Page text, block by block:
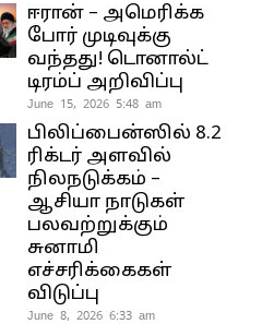
ஈரான் – அமெரிக்க
போர் முடிவுக்கு
வந்தது! டொனால்ட்
டிரம்ப் அறிவிப்பு
June 15, 2026 5:48 am
பிலிப்பைன்ஸில் 8.2
ரிக்டர் அளவில்
நிலநடுக்கம் –
ஆசியா நாடுகள்
பலவற்றுக்கும்
சுனாமி
எச்சரிக்கைகள்
விடுப்பு
June 8, 2026 6:33 am